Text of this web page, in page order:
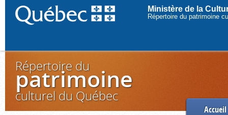
Ministère de la
Répertoire du patrimoine
Répertoire du
patrimoine
culturel du Québec
Accueil